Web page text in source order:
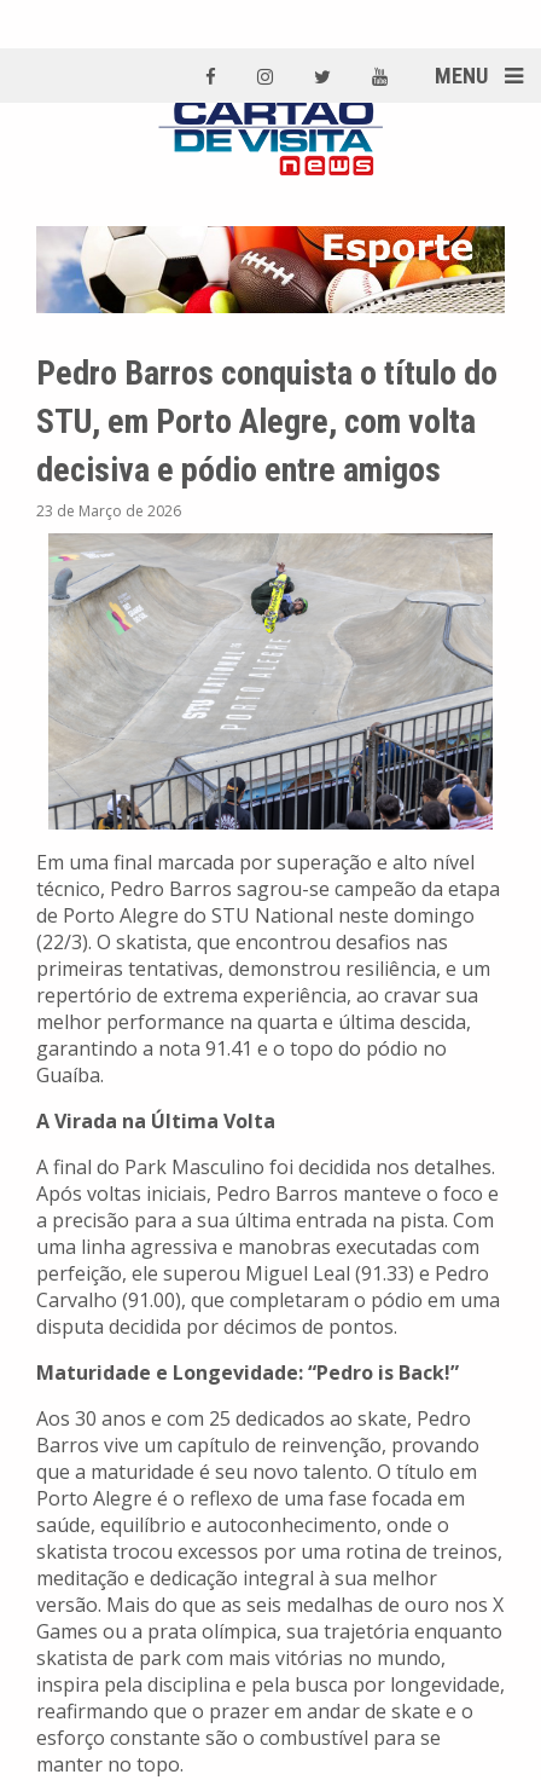
MENU
Pedro Barros conquista o título do
STU, em Porto Alegre, com volta
decisiva e pódio entre amigos
23 de Março de 2026
Em uma final marcada por superação e alto nível
técnico, Pedro Barros sagrou-se campeão da etapa
de Porto Alegre do STU National neste domingo
(22/3). O skatista, que encontrou desafios nas
primeiras tentativas, demonstrou resiliência, e um
repertório de extrema experiência, ao cravar sua
melhor performance na quarta e última descida,
garantindo a nota 91.41 e o topo do pódio no
Guaíba.
A Virada na Última Volta
A final do Park Masculino foi decidida nos detalhes.
Após voltas iniciais, Pedro Barros manteve o foco e
a precisão para a sua última entrada na pista. Com
uma linha agressiva e manobras executadas com
perfeição, ele superou Miguel Leal (91.33) e Pedro
Carvalho (91.00), que completaram o pódio em uma
disputa decidida por décimos de pontos.
Maturidade e Longevidade: “Pedro is Back!”
Aos 30 anos e com 25 dedicados ao skate, Pedro
Barros vive um capítulo de reinvenção, provando
que a maturidade é seu novo talento. O título em
Porto Alegre é o reflexo de uma fase focada em
saúde, equilíbrio e autoconhecimento, onde o
skatista trocou excessos por uma rotina de treinos,
meditação e dedicação integral à sua melhor
versão. Mais do que as seis medalhas de ouro nos X
Games ou a prata olímpica, sua trajetória enquanto
skatista de park com mais vitórias no mundo,
inspira pela disciplina e pela busca por longevidade,
reafirmando que o prazer em andar de skate e o
esforço constante são o combustível para se
manter no topo.